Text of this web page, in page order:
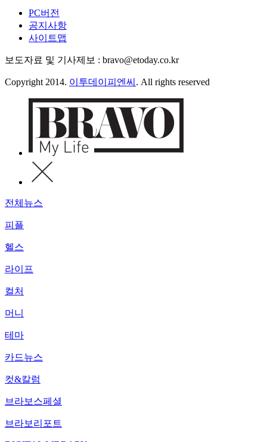
PC버전
공지사항
사이트맵
보도자료 및 기사제보 : bravo@etoday.co.kr
Copyright 2014. 이투데이피엔씨 . All rights reserved
전체뉴스
피플
헬스
라이프
컬처
머니
테마
카드뉴스
컷&칼럼
브라보스페셜
브라보리포트